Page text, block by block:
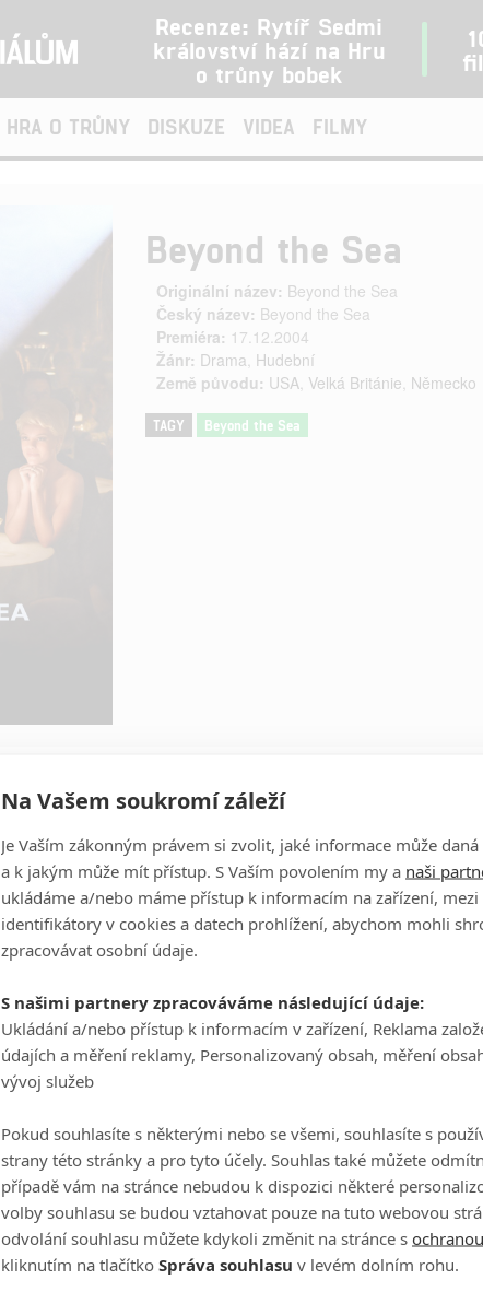
Recenze: Rytíř Sedmi
království hází na Hru
o trůny bobek
HRA O TRŮNY DISKUZE VIDEA FILMY
Beyond the Sea
Originální název: Beyond the Sea
Český název: Beyond the Sea
Premiéra: 17.12.2004
Žánr: Drama, Hudební
Země původu: USA, Velká Británie, Německo
TAGY Beyond the Sea
Kate Bosworth
Herec
Počet
Na Vašem soukromí záleží
Je Vaším zákonným právem si zvolit, jaké informace může
a k jakým může mít přístup. S Vaším povolením my a naši
ukládáme a/nebo máme přístup k informacím na zařízení,
identifikátory v cookies a datech prohlížení, abychom mohli
zpracovávat osobní údaje.
S našimi partnery zpracováváme následující údaje:
Ukládání a/nebo přístup k informacím v zařízení, Reklama
údajích a měření reklamy, Personalizovaný obsah, měření
vývoj služeb
Pokud souhlasíte s některými nebo se všemi, souhlasíte s
strany této stránky a pro tyto účely. Souhlas také můžete
případě vám na stránce nebudou k dispozici některé
volby souhlasu se budou vztahovat pouze na tuto webovou
odvolání souhlasu můžete kdykoli změnit na stránce s
kliknutím na tlačítko Správa souhlasu v levém dolním rohu.